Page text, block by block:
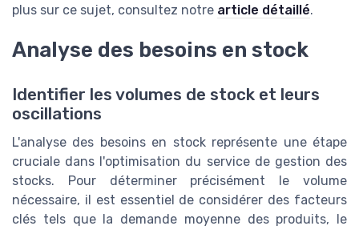
plus sur ce sujet, consultez notre article détaillé.
Analyse des besoins en stock
Identifier les volumes de stock et leurs
oscillations
L'analyse des besoins en stock représente une étape
cruciale dans l'optimisation du service de gestion des
stocks. Pour déterminer précisément le volume
nécessaire, il est essentiel de considérer des facteurs
clés tels que la demande moyenne des produits, le